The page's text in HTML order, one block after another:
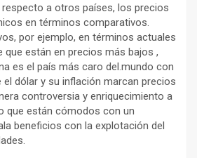
a otros países, los precios
en términos comparativos.
por ejemplo, en términos actuales
que están en precios más bajos ,
es el país más caro del.mundo con
dólar y su inflación marcan precios
controversia y enriquecimiento a
que están cómodos con un
beneficios con la explotación del